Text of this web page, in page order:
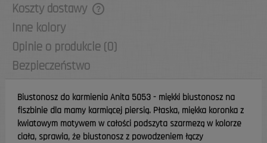
Bezpieczeństwo
Koszty dostawy
Cena nie zawiera ewentualnych kosztów
płatności
Inne kolory
Opinie o produkcie (0)
Biustonosz do karmienia Anita 5053 - miękki biustonosz na
fiszbinie dla mamy karmiącej piersią. Płaska, miękka koronka z
kwiatowym motywem w całości podszyta szarmezą w kolorze
ciała, sprawia, że biustonosz z powodzeniem łączy